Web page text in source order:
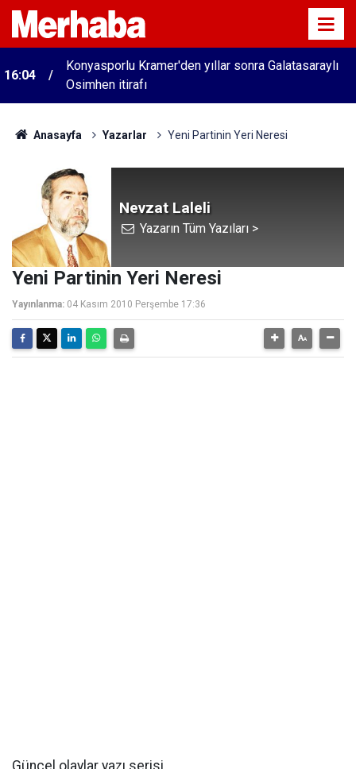
16:04
Konyasporlu Kramer'den yıllar sonra Galatasaraylı
Osimhen itirafı
Anasayfa Yazarlar Yeni Partinin Yeri Neresi
Nevzat Laleli
Yazarın Tüm Yazıları >
Yeni Partinin Yeri Neresi
Yayınlanma: 04 Kasım 2010 Perşembe 17:36
Güncel olaylar yazı serisi